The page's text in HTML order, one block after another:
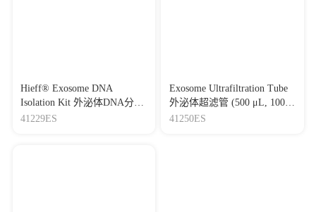
Hieff® Exosome DNA
Isolation Kit 外泌体DNA分离
试剂盒
41229ES
Exosome Ultrafiltration Tube
外泌体超滤管 (500 μL, 100
kD)
41250ES